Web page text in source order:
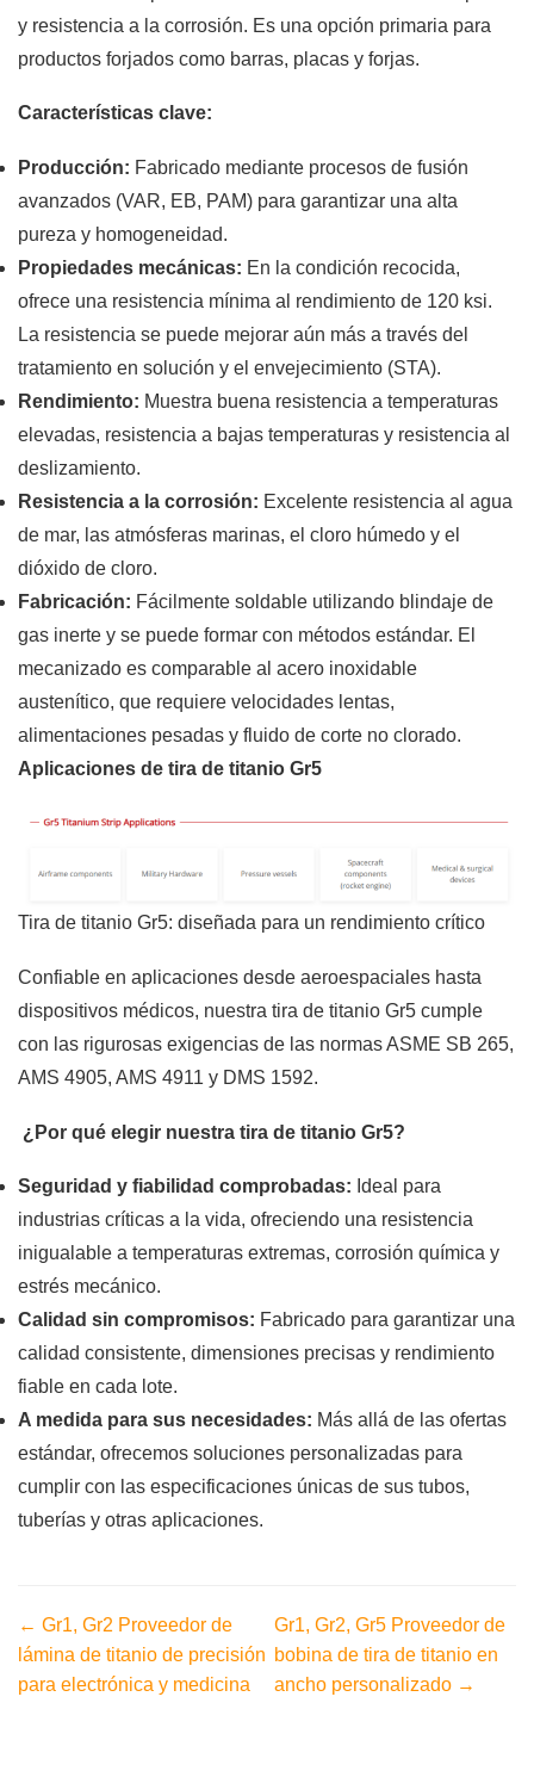
y resistencia a la corrosión. Es una opción primaria para
productos forjados como barras, placas y forjas.
Características clave:
Producción: Fabricado mediante procesos de fusión
avanzados (VAR, EB, PAM) para garantizar una alta
pureza y homogeneidad.
Propiedades mecánicas: En la condición recocida,
ofrece una resistencia mínima al rendimiento de 120 ksi.
La resistencia se puede mejorar aún más a través del
tratamiento en solución y el envejecimiento (STA).
Rendimiento: Muestra buena resistencia a temperaturas
elevadas, resistencia a bajas temperaturas y resistencia al
deslizamiento.
Resistencia a la corrosión: Excelente resistencia al agua
de mar, las atmósferas marinas, el cloro húmedo y el
dióxido de cloro.
Fabricación: Fácilmente soldable utilizando blindaje de
gas inerte y se puede formar con métodos estándar. El
mecanizado es comparable al acero inoxidable
austenítico, que requiere velocidades lentas,
alimentaciones pesadas y fluido de corte no clorado.
Aplicaciones de tira de titanio Gr5
Tira de titanio Gr5: diseñada para un rendimiento crítico
Confiable en aplicaciones desde aeroespaciales hasta
dispositivos médicos, nuestra tira de titanio Gr5 cumple
con las rigurosas exigencias de las normas ASME SB 265,
AMS 4905, AMS 4911 y DMS 1592.
¿Por qué elegir nuestra tira de titanio Gr5?
Seguridad y fiabilidad comprobadas: Ideal para
industrias críticas a la vida, ofreciendo una resistencia
inigualable a temperaturas extremas, corrosión química y
estrés mecánico.
Calidad sin compromisos: Fabricado para garantizar una
calidad consistente, dimensiones precisas y rendimiento
fiable en cada lote.
A medida para sus necesidades: Más allá de las ofertas
estándar, ofrecemos soluciones personalizadas para
cumplir con las especificaciones únicas de sus tubos,
tuberías y otras aplicaciones.
← Gr1, Gr2 Proveedor de
lámina de titanio de precisión
para electrónica y medicina
Gr1, Gr2, Gr5 Proveedor de
bobina de tira de titanio en
ancho personalizado →